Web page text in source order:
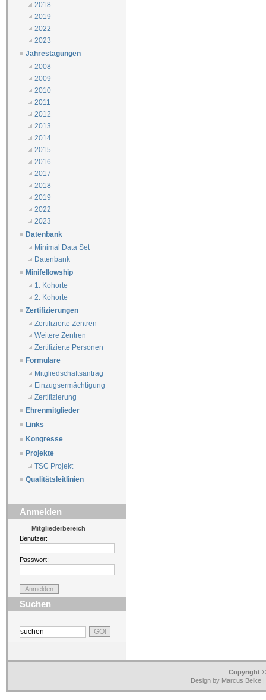
2018
2019
2022
2023
Jahrestagungen
2008
2009
2010
2011
2012
2013
2014
2015
2016
2017
2018
2019
2022
2023
Datenbank
Minimal Data Set
Datenbank
Minifellowship
1. Kohorte
2. Kohorte
Zertifizierungen
Zertifizierte Zentren
Weitere Zentren
Zertifizierte Personen
Formulare
Mitgliedschaftsantrag
Einzugsermächtigung
Zertifizierung
Ehrenmitglieder
Links
Kongresse
Projekte
TSC Projekt
Qualitätsleitlinien
Anmelden
Mitgliederbereich
Benutzer:
Passwort:
Suchen
Copyright
Design by Marcus Belke